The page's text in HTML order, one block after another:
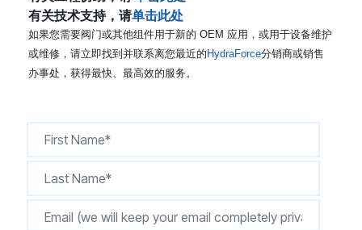
DESIGN TOOLS
CONTACT
购买地点
有关技术支持，请单击此处
如果您需要阀门或其他组件用于新的 OEM 应用，或用于设备维护
或维修，请立即找到并联系离您最近的 HydraForce分销商或销售
办事处，获得最快、最高效的服务。